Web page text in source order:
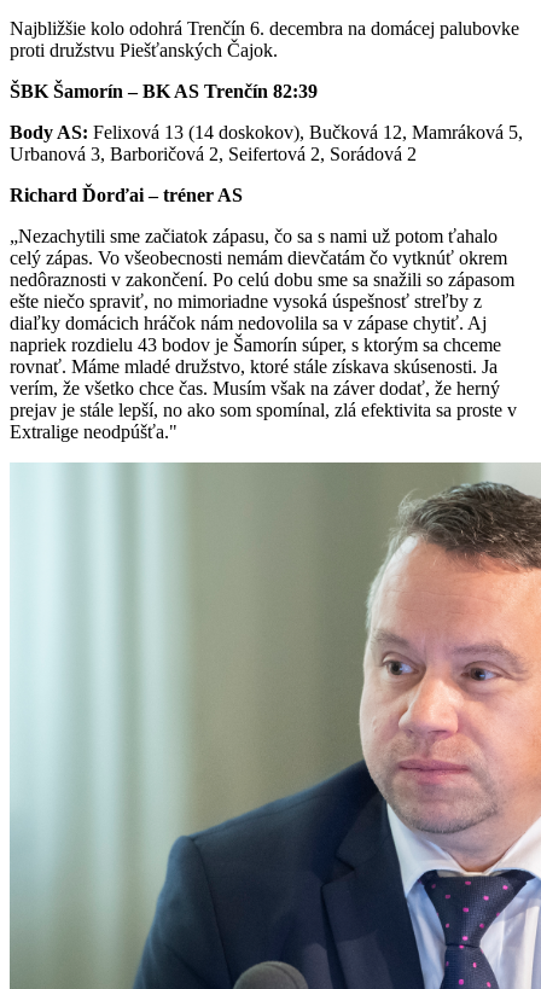
Najbližšie kolo odohrá Trenčín 6. decembra na domácej palubovke
proti družstvu Piešťanských Čajok.
ŠBK Šamorín – BK AS Trenčín 82:39
Body AS: Felixová 13 (14 doskokov), Bučková 12, Mamráková 5,
Urbanová 3, Barboričová 2, Seifertová 2, Sorádová 2
Richard Ďorďai – tréner AS
„Nezachytili sme začiatok zápasu, čo sa s nami už potom ťahalo
celý zápas. Vo všeobecnosti nemám dievčatám čo vytknúť okrem
nedôraznosti v zakončení. Po celú dobu sme sa snažili so zápasom
ešte niečo spraviť, no mimoriadne vysoká úspešnosť streľby z
diaľky domácich hráčok nám nedovolila sa v zápase chytiť. Aj
napriek rozdielu 43 bodov je Šamorín súper, s ktorým sa chceme
rovnať. Máme mladé družstvo, ktoré stále získava skúsenosti. Ja
verím, že všetko chce čas. Musím však na záver dodať, že herný
prejav je stále lepší, no ako som spomínal, zlá efektivita sa proste v
Extralige neodpúšťa."